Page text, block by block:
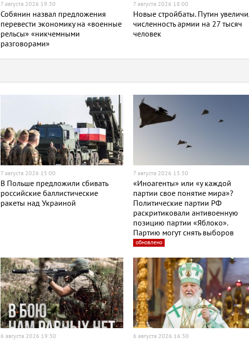
7 августа 2026 19:30
Собянин назвал предложения
перевести экономику на «военные
рельсы» «никчемными
разговорами»
7 августа 2026 18:00
Новые стройбаты. Путин
численность армии на 27 тысяч
человек
7 августа 2026 15:00
В Польше предложили сбивать
российские баллистические
ракеты над Украиной
7 августа 2026 13:30
«Иноагенты» или «у каждой
партии свое понятие мира»?
Политические партии РФ
раскритиковали антивоенную
позицию партии «Яблоко».
Партию могут снять выборов
обновлено
6 августа 2026 19:30 6 августа 2026 16:30